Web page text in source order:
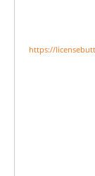
https://